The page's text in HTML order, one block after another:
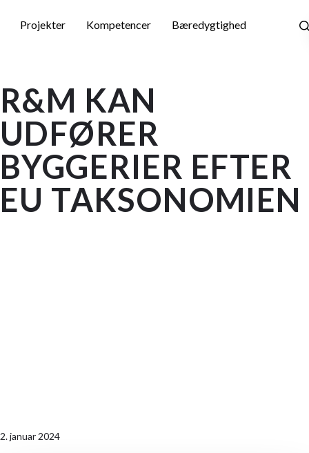
Projekter Kompetencer Bæredygtighed
R&M KAN
UDFØRER
BYGGERIER EFTER
EU TAKSONOMIEN
2. januar 2024